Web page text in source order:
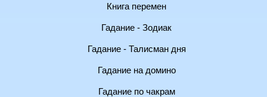
Книга перемен
Гадание - Зодиак
Гадание - Талисман дня
Гадание на домино
Гадание по чакрам